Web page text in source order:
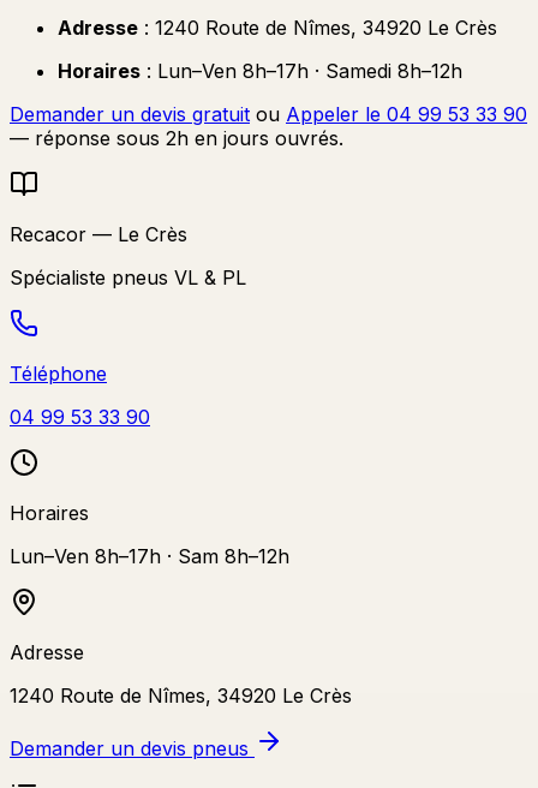
Adresse : 1240 Route de Nîmes, 34920 Le Crès
Horaires : Lun–Ven 8h–17h · Samedi 8h–12h
Demander un devis gratuit ou Appeler le 04 99 53 33 90
— réponse sous 2h en jours ouvrés.
Recacor — Le Crès
Spécialiste pneus VL & PL
Téléphone
04 99 53 33 90
Horaires
Lun–Ven 8h–17h · Sam 8h–12h
Adresse
1240 Route de Nîmes, 34920 Le Crès
Demander un devis pneus